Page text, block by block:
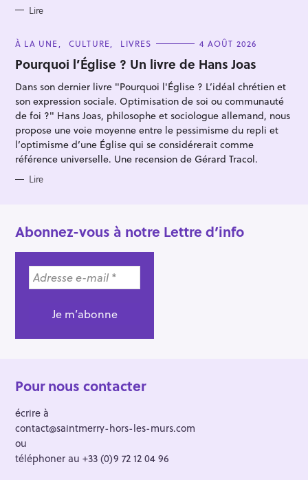
S Lire
C
T
E
O
I
E
S
À LA UNE CULTURE LIVRES 4 AOÛT 2026
Pourquoi l’Église ? Un livre de Hans Joas
Dans son dernier livre "Pourquoi l'Église ? L’idéal chrétien et
son expression sociale. Optimisation de soi ou communauté
de foi ?" Hans Joas, philosophe et sociologue allemand, nous
propose une voie moyenne entre le pessimisme du repli et
l’optimisme d’une Église qui se considérerait comme
référence universelle. Une recension de Gérard Tracol.
Lire
Abonnez-vous à notre Lettre d’info
Pour nous contacter
écrire à
contact@saintmerry-hors-les-murs.com
ou
téléphoner au +33 (0)9 72 12 04 96